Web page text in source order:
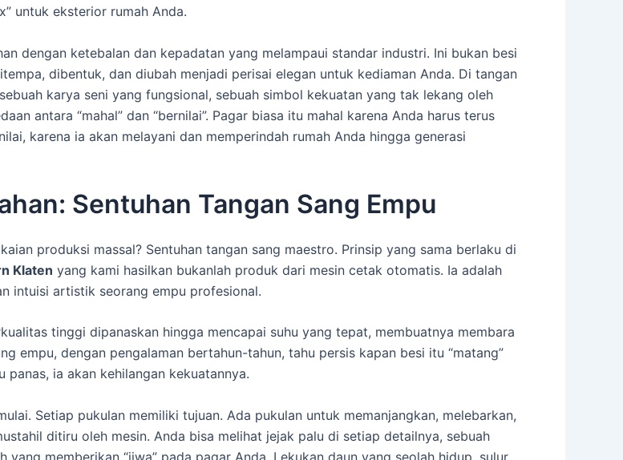
untuk eksterior rumah Anda.
dengan ketebalan dan kepadatan yang melampaui standar industri. Ini bukan besi
dibentuk, dan diubah menjadi perisai elegan untuk kediaman Anda. Di tangan
karya seni yang fungsional, sebuah simbol kekuatan yang tak lekang oleh
antara “mahal” dan “bernilai”. Pagar biasa itu mahal karena Anda harus terus
karena ia akan melayani dan memperindah rumah Anda hingga generasi
Sentuhan Tangan Sang Empu
produksi massal? Sentuhan tangan sang maestro. Prinsip yang sama berlaku di
Klaten yang kami hasilkan bukanlah produk dari mesin cetak otomatis. Ia adalah
intuisi artistik seorang empu profesional.
tinggi dipanaskan hingga mencapai suhu yang tepat, membuatnya membara
empu, dengan pengalaman bertahun-tahun, tahu persis kapan besi itu “matang”
ia akan kehilangan kekuatannya.
Setiap pukulan memiliki tujuan. Ada pukulan untuk memanjangkan, melebarkan,
ditiru oleh mesin. Anda bisa melihat jejak palu di setiap detailnya, sebuah
memberikan “jiwa” pada pagar Anda. Lekukan daun yang seolah hidup, sulur